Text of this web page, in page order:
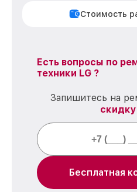
Стоимость
Есть вопросы по
техники LG ?
Запишитесь на
Бесплатная